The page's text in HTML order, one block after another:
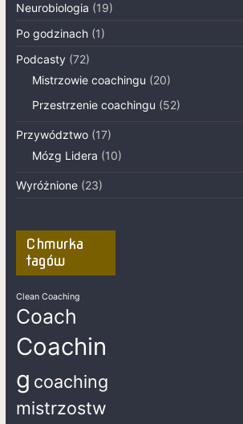
Neurobiologia (19)
Po godzinach(1)
Podcasty(72)
Mistrzowie coachingu (20)
Przestrzenie coachingu (52)
Przywództwo(17)
Mózg Lidera (10)
Wyróżnione(23)
Chmurka
tagów
Clean Coaching
Coach
Coachin
g coaching
mistrzostw